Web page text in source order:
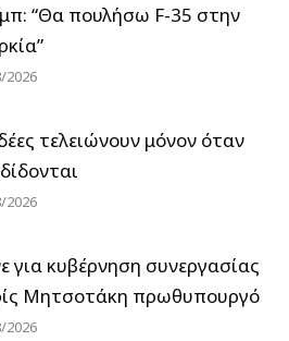
“Θα πουλήσω F-35 στην
2026
τελειώνουν μόνον όταν
2026
για κυβέρνηση συνεργασίας
Μητσοτάκη πρωθυπουργό
2026